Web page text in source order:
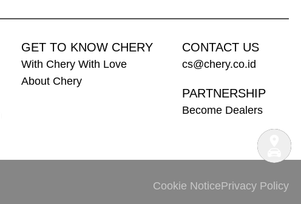
GET TO KNOW CHERY
With Chery With Love
About Chery
CONTACT US
cs@chery.co.id
PARTNERSHIP
Become Dealers
Cookie NoticePrivacy Policy